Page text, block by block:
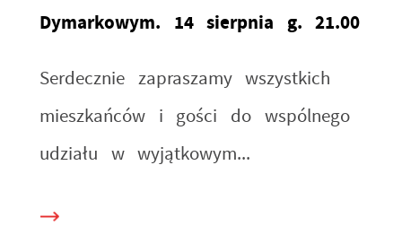
Dymarkowym. 14 sierpnia g. 21.00
Serdecznie zapraszamy wszystkich
mieszkańców i gości do wspólnego
udziału w wyjątkowym...